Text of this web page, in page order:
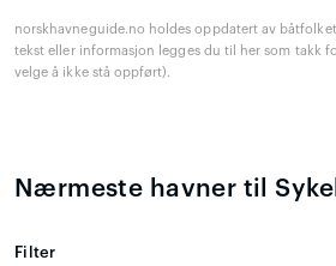
norskhavneguide.no holdes oppdatert av
tekst eller informasjon legges du til her som takk
velge å ikke stå oppført).
Nærmeste havner til
Filter